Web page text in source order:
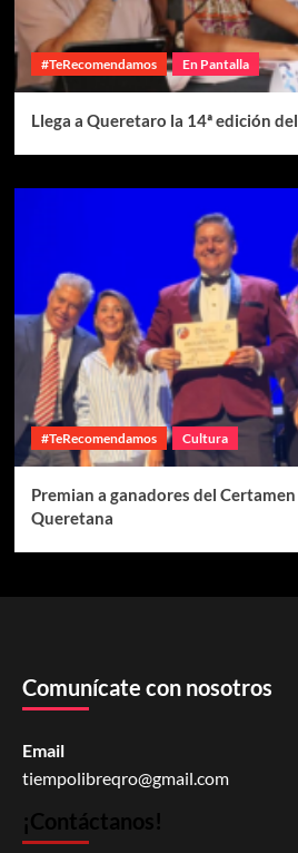
#TeRecomendamos En Pantalla
Llega a Queretaro la 14ª edición
#TeRecomendamos Cultura
Premian a ganadores del
Queretana
Comunícate con nosotros
Email
tiempolibreqro@gmail.com
¡Contáctanos!